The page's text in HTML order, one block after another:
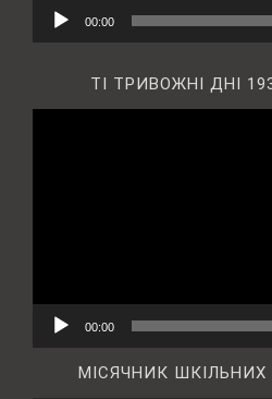
00:00
ТІ ТРИВОЖНІ ДНІ
00:00
МІСЯЧНИК ШКІЛЬНИХ